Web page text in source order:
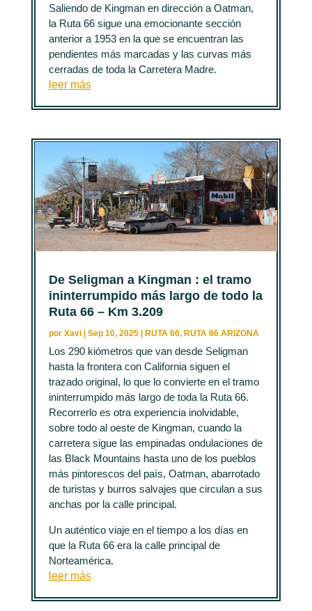
Saliendo de Kingman en dirección a Oatman,
la Ruta 66 sigue una emocionante sección
anterior a 1953 en la que se encuentran las
pendientes más marcadas y las curvas más
cerradas de toda la Carretera Madre.
leer más
De Seligman a Kingman : el tramo
ininterrumpido más largo de todo la
Ruta 66 – Km 3.209
por Xavi| Sep 10, 2025| RUTA 66, RUTA 66 ARIZONA
Los 290 kiómetros que van desde Seligman
hasta la frontera con California siguen el
trazado original, lo que lo convierte en el tramo
ininterrumpido más largo de toda la Ruta 66.
Recorrerlo es otra experiencia inolvidable,
sobre todo al oeste de Kingman, cuando la
carretera sigue las empinadas ondulaciones de
las Black Mountains hasta uno de los pueblos
más pintorescos del país, Oatman, abarrotado
de turistas y burros salvajes que circulan a sus
anchas por la calle principal.
Un auténtico viaje en el tiempo a los días en
que la Ruta 66 era la calle principal de
Norteamérica.
leer más